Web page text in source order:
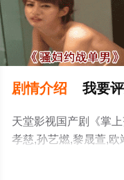
剧情介绍 我要
天堂影视国产剧《掌
孝慈,孙艺燃,黎晟萱,欧
毛敏卓,韩子萱,陈南黎